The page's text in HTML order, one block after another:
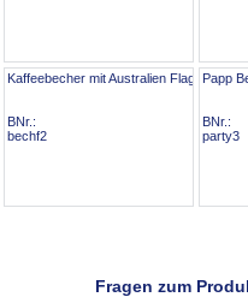
Kaffeebecher mit Australien Flagge
BNr.:
bechf2
Papp
BNr.:
party3
Fragen zum